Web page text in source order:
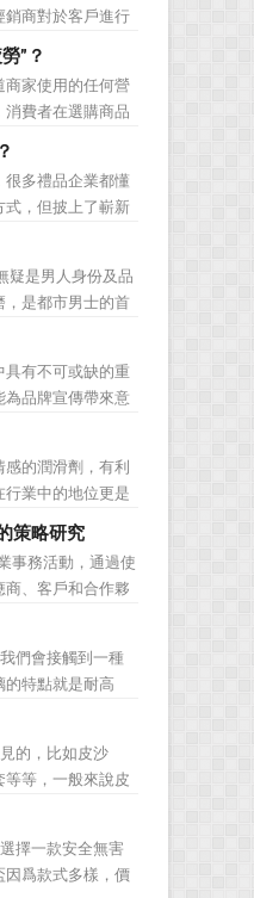
銷商對於客戶進行
從而有的放矢的
究方面更多地投
理策略的整體支
”？
商家使用的任何營
費者在選購商品
到最超值的貨
，消費者也不免
消費者對禮品行
很多禮品企業都懂
，但披上了嶄新
道，營銷真正的
品牌印到消費者
是一朝一夕的事
疑是男人身份及品
，是都市男士的首
候，一款真皮皮
疏於保養，也會
小編就爲大家分享
具有不可或缺的重
為品牌宣傳帶來意
運用這些獨具創
中將更具競爭
……當今市場上的
的潤滑劑，有利
業中的地位更是
又是企業地位的
意義是語言難以
物，再窮也不能窮
策略研究
事務活動，通過使
商、客戶和合作夥
間業務流程的電
，提高企業的生
它具有結構性、
們會接觸到一種
的特點就是耐高
義是什麼呢?禮品
Heat-resistant
分,能夠...
的，比如皮沙
等，一般來說皮
受消費者的青
來了解一下吧!
(LV) 創立於
擇一款安全無害
因爲款式多樣，價